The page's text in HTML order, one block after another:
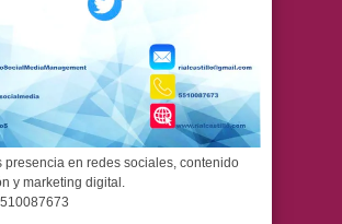
presencia en redes sociales, contenido
y marketing digital.